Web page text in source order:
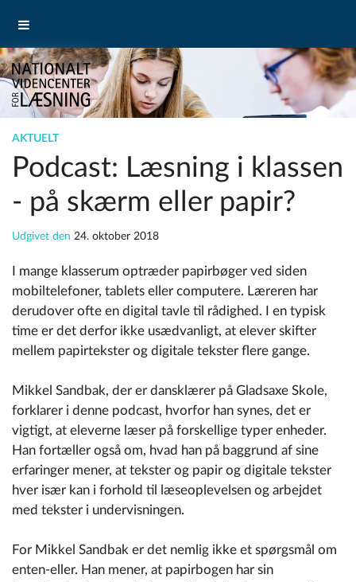
AKTUELT
Podcast: Læsning i klassen
- på skærm eller papir?
Udgivet den 24. oktober 2018
I mange klasserum optræder papirbøger ved siden
mobiltelefoner, tablets eller computere. Læreren har
derudover ofte en digital tavle til rådighed. I en typisk
time er det derfor ikke usædvanligt, at elever skifter
mellem papirtekster og digitale tekster flere gange.
Mikkel Sandbak, der er dansklærer på Gladsaxe Skole,
forklarer i denne podcast, hvorfor han synes, det er
vigtigt, at eleverne læser på forskellige typer enheder.
Han fortæller også om, hvad han på baggrund af sine
erfaringer mener, at tekster og papir og digitale tekster
hver især kan i forhold til læseoplevelsen og arbejdet
med tekster i undervisningen.
For Mikkel Sandbak er det nemlig ikke et spørgsmål om
enten-eller. Han mener, at papirbogen har sin